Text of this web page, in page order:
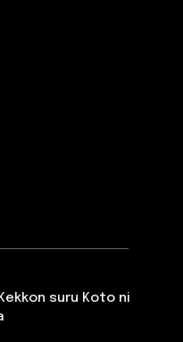
suru Koto ni